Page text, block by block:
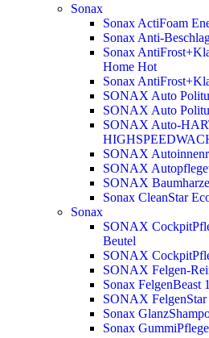
Sonax
Sonax ActiFoam
Sonax Anti-
Sonax
Home Hot
Sonax
SONAX Auto
SONAX Auto
SONAX Auto-
SONAX
SONAX
SONAX
Sonax CleanStar
Sonax
SONAX
Beutel
SONAX
SONAX Felgen-
Sonax FelgenBeast
SONAX
Sonax
Sonax